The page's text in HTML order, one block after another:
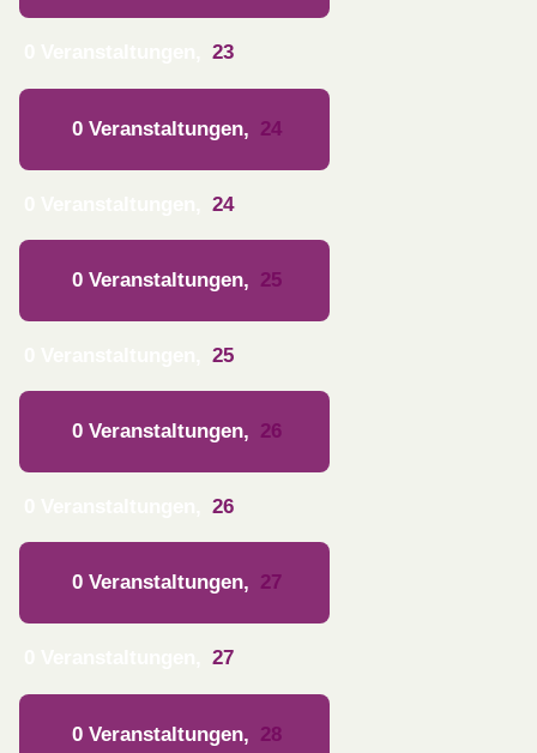
23
0 Veranstaltungen, 24
24
0 Veranstaltungen, 25
25
0 Veranstaltungen, 26
26
0 Veranstaltungen, 27
27
0 Veranstaltungen, 28